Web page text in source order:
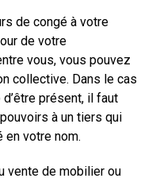
de congé à votre
de votre
vous, vous pouvez
collective. Dans le cas
présent, il faut
à un tiers qui
votre nom.
vente de mobilier ou